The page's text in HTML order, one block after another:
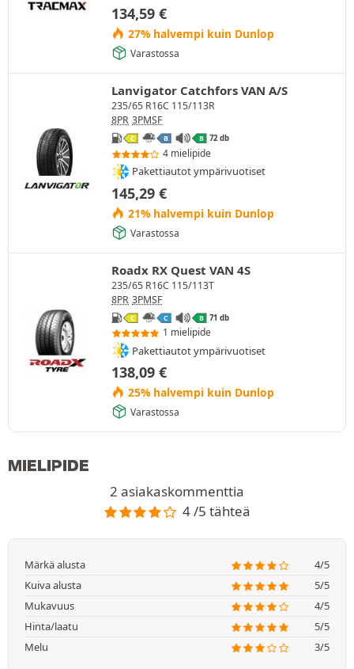
134,59 €
27% halvempi kuin Dunlop
Varastossa
Lanvigator Catchfors VAN A/S
235/65 R16C 115/113R
8PR 3PMSF
C B B 72 db
4 mielipide
Pakettiautot ympärivuotiset
145,29 €
21% halvempi kuin Dunlop
Varastossa
Roadx RX Quest VAN 4S
235/65 R16C 115/113T
8PR 3PMSF
C C B 71 db
1 mielipide
Pakettiautot ympärivuotiset
138,09 €
25% halvempi kuin Dunlop
Varastossa
MIELIPIDE
2 asiakaskommenttia
4 /5 tähteä
Märkä alusta
4/5
Kuiva alusta
5/5
Mukavuus
4/5
Hinta/laatu
5/5
Melu
3/5